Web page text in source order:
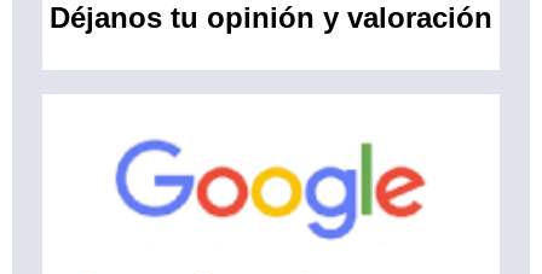
Déjanos tu opinión y valoración